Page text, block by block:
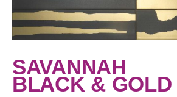
SAVANNAH
BLACK & GOLD